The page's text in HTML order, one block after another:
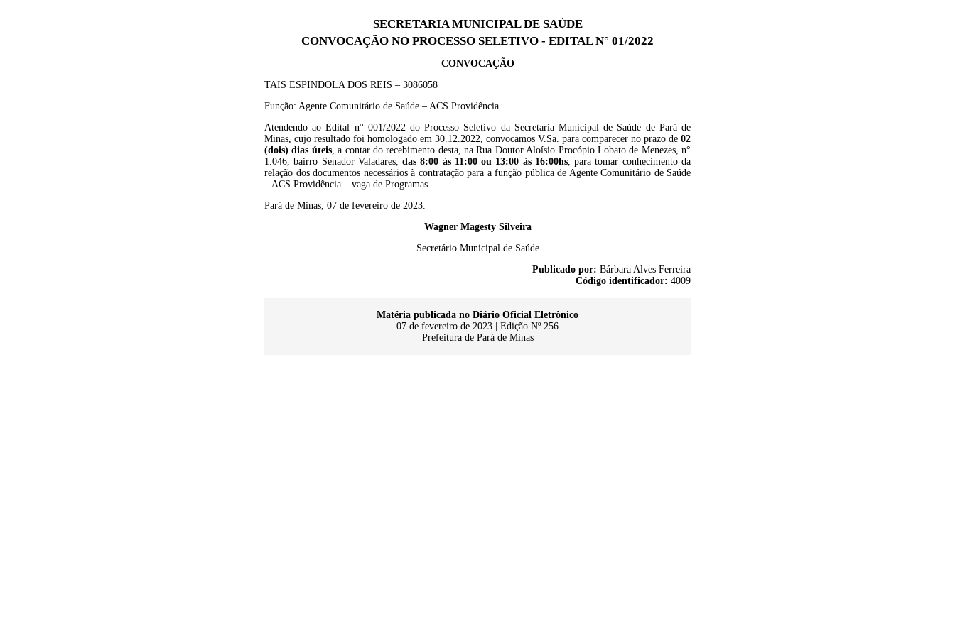
SECRETARIA MUNICIPAL DE SAÚDE
CONVOCAÇÃO NO PROCESSO SELETIVO - EDITAL N° 01/2022
CONVOCAÇÃO
TAIS ESPINDOLA DOS REIS – 3086058
Função: Agente Comunitário de Saúde – ACS Providência
Atendendo ao Edital n° 001/2022 do Processo Seletivo da Secretaria Municipal de Saúde de Pará de
Minas, cujo resultado foi homologado em 30.12.2022, convocamos V.Sa. para comparecer no prazo de 02
(dois) dias úteis, a contar do recebimento desta, na Rua Doutor Aloísio Procópio Lobato de Menezes, n°
1.046, bairro Senador Valadares,das 8:00 às 11:00 ou 13:00 às 16:00hs, para tomar conhecimento da
relação dos documentos necessários à contratação para a função pública de Agente Comunitário de Saúde
– ACS Providência – vaga de Programas.
Pará de Minas, 07 de fevereiro de 2023.
Wagner Magesty Silveira
Secretário Municipal de Saúde
Publicado por: Bárbara Alves Ferreira
Código identificador: 4009
Matéria publicada no Diário Oficial Eletrônico
07 de fevereiro de 2023 | Edição Nº 256
Prefeitura de Pará de Minas